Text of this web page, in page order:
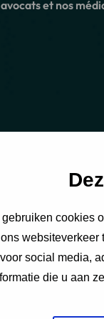
gebruiken cookies
websiteverkeer
voor social media,
die u aan
et nos